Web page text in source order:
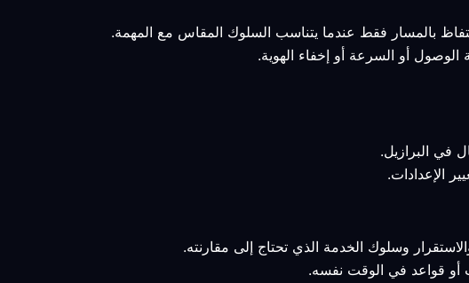
بالمسار فقط عندما يتناسب السلوك المقاس مع المهمة.
أو السرعة أو إخفاء الهوية.
وسلوك الخدمة الذي تحتاج إلى مقارنته.
أو قواعد في الوقت نفسه.